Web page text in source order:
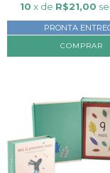
10 x de R$21,00
PRONTA